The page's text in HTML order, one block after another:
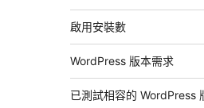
料
啟用安裝數
WordPress 版本需求
已測試相容的 WordPress